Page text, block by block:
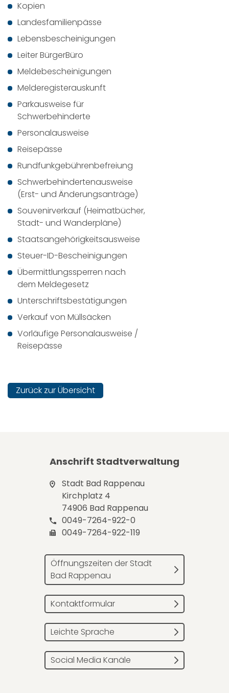
Kopien
Landesfamilienpässe
Lebensbescheinigungen
Leiter BürgerBüro
Meldebescheinigungen
Melderegisterauskunft
Parkausweise für
Schwerbehinderte
Personalausweise
Reisepässe
Rundfunkgebührenbefreiung
Schwerbehindertenausweise
(Erst- und Änderungsanträge)
Souvenirverkauf (Heimatbücher,
Stadt- und Wanderpläne)
Staatsangehörigkeitsausweise
Steuer-ID-Bescheinigungen
Übermittlungssperren nach
dem Meldegesetz
Unterschriftsbestätigungen
Verkauf von Müllsäcken
Vorläufige Personalausweise /
Reisepässe
Zurück zur Übersicht
Anschrift Stadtverwaltung
Stadt Bad Rappenau
Kirchplatz 4
74906 Bad Rappenau
0049-7264-922-0
0049-7264-922-119
Öffnungszeiten der Stadt
Bad Rappenau
Kontaktformular
Leichte Sprache
Social Media Kanäle